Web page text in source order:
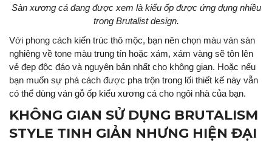
Sàn xương cá đang được xem là kiểu ốp được ứng dụng nhiều
trong Brutalist design.
Với phong cách kiến trúc thô mộc, bạn nên chọn màu ván sàn
nghiêng về tone màu trung tín hoặc xám, xám vàng sẽ tôn lên
vẻ đẹp độc đáo và nguyên bản nhất cho không gian. Hoặc nếu
bạn muốn sự phá cách được pha trộn trong lối thiết kế này vẫn
có thể dùng ván gỗ ốp kiểu xương cá cho ngôi nhà của bạn.
KHÔNG GIAN SỬ DỤNG BRUTALISM
STYLE TINH GIẢN NHƯNG HIỆN ĐẠI